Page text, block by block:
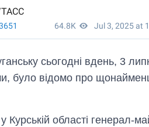
сьогодні вдень, 3
було відомо про
Курській області генерал-